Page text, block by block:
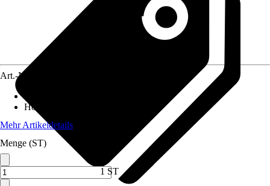
Art.-Nr.
Höhe
Mehr Artikeldetails
Menge (ST)
1 ST